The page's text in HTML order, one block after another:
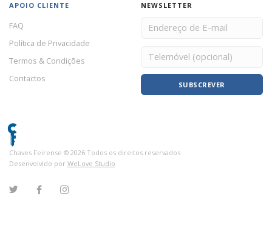
APOIO CLIENTE
FAQ
Política de Privacidade
Termos & Condições
Contactos
NEWSLETTER
SUBSCREVER
Chaves Feirense © 2026 Todos os direitos reservados
Desenvolvido por WeLove Studio